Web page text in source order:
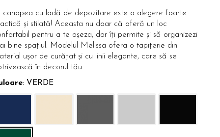
canapea cu ladă de depozitare este o alegere foarte
și stilată! Aceasta nu doar că oferă un loc
pentru a te așeza, dar îți permite și să organizezi
bine spațiul. Modelul Melissa ofera o tapițerie din
ușor de curățat și cu linii elegante, care să se
în decorul tău.
: VERDE